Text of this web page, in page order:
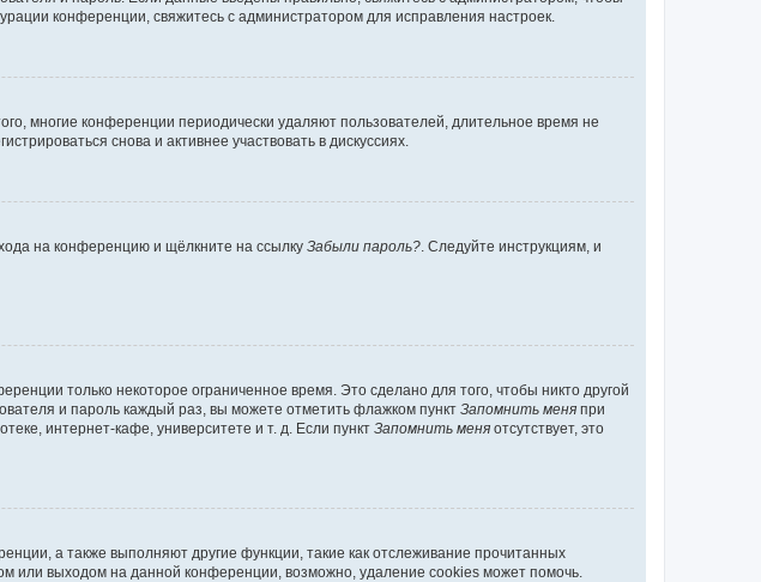
конференции, свяжитесь с администратором для исправления настроек.
многие конференции периодически удаляют пользователей, длительное время не
снова и активнее участвовать в дискуссиях.
на конференцию и щёлкните на ссылку Забыли пароль? . Следуйте инструкциям, и
только некоторое ограниченное время. Это сделано для того, чтобы никто другой
и пароль каждый раз, вы можете отметить флажком пункт Запомнить меня при
интернет-кафе, университете и т. д. Если пункт Запомнить меня отсутствует, это
а также выполняют другие функции, такие как отслеживание прочитанных
или выходом на данной конференции, возможно, удаление cookies может помочь.